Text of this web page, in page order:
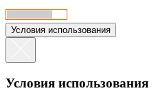
Условия использования
Условия использования